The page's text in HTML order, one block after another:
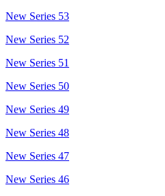
New Series 53
New Series 52
New Series 51
New Series 50
New Series 49
New Series 48
New Series 47
New Series 46